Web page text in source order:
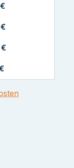
von 5 Sternen